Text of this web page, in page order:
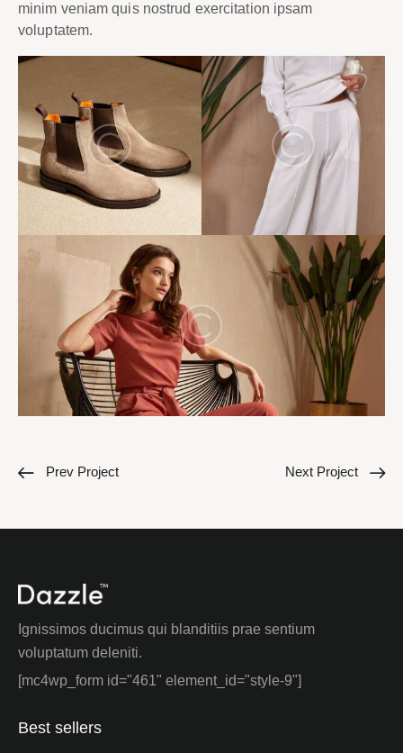
minim veniam quis nostrud exercitation ipsam
voluptatem.
Prev Project Next Project
Ignissimos ducimus qui blanditiis prae sentium
voluptatum deleniti.
[mc4wp_form id="461" element_id="style-9"]
Best sellers